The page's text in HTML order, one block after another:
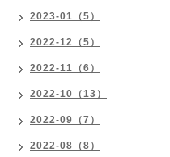
2023-01（5）
2022-12（5）
2022-11（6）
2022-10（13）
2022-09（7）
2022-08（8）